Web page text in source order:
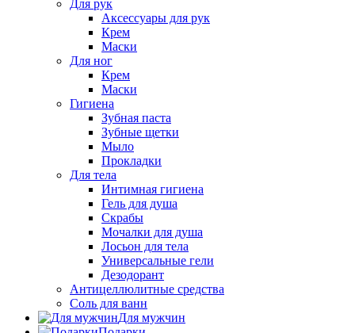
Для рук
Аксессуары для рук
Крем
Маски
Для ног
Крем
Маски
Гигиена
Зубная паста
Зубные щетки
Мыло
Прокладки
Для тела
Интимная гигиена
Гель для душа
Скрабы
Мочалки для душа
Лосьон для тела
Универсальные гели
Дезодорант
Антицеллюлитные средства
Соль для ванн
Для мужчин